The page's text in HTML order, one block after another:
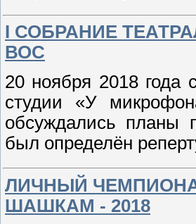
I СОБРАНИЕ
ВОС
20 ноября 2018 года
студии «У
обсуждались планы
был определён
ЛИЧНЫЙ
ШАШКАМ - 2018